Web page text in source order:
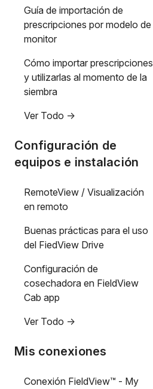
Guía de importación de
prescripciones por modelo de
monitor
Cómo importar prescripciones
y utilizarlas al momento de la
siembra
Ver Todo ->
Configuración de
equipos e instalación
RemoteView / Visualización
en remoto
Buenas prácticas para el uso
del FiedView Drive
Configuración de
cosechadora en FieldView
Cab app
Ver Todo ->
Mis conexiones
Conexión FieldView™ - My